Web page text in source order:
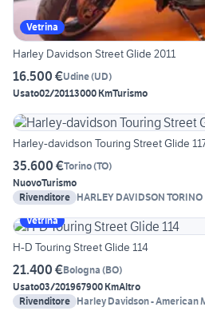
Vetrina
Harley Davidson Street Glide 2011
16.500 €Udine(UD)
Usato02/20113000 KmTurismo
Harley-davidson Touring Street Glide
35.600 €Torino(TO)
NuovoTurismo
Rivenditore HARLEY DAVIDSON TORINO
Vetrina
H-D Touring Street Glide 114
21.400 €Bologna (BO)
Usato03/201967900 KmAltro
Rivenditore Harley Davidson - American